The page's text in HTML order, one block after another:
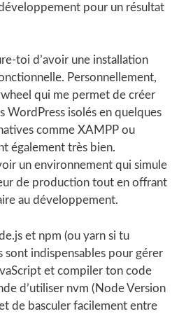
pour un résultat
toi d’avoir une installation
Personnellement,
qui me permet de créer
WordPress isolés en quelques
comme XAMPP ou
également très bien.
un environnement qui simule
de production tout en offrant
au développement.
et npm (ou yarn si tu
sont indispensables pour gérer
et compiler ton code
d’utiliser nvm (Node Version
de basculer facilement entre